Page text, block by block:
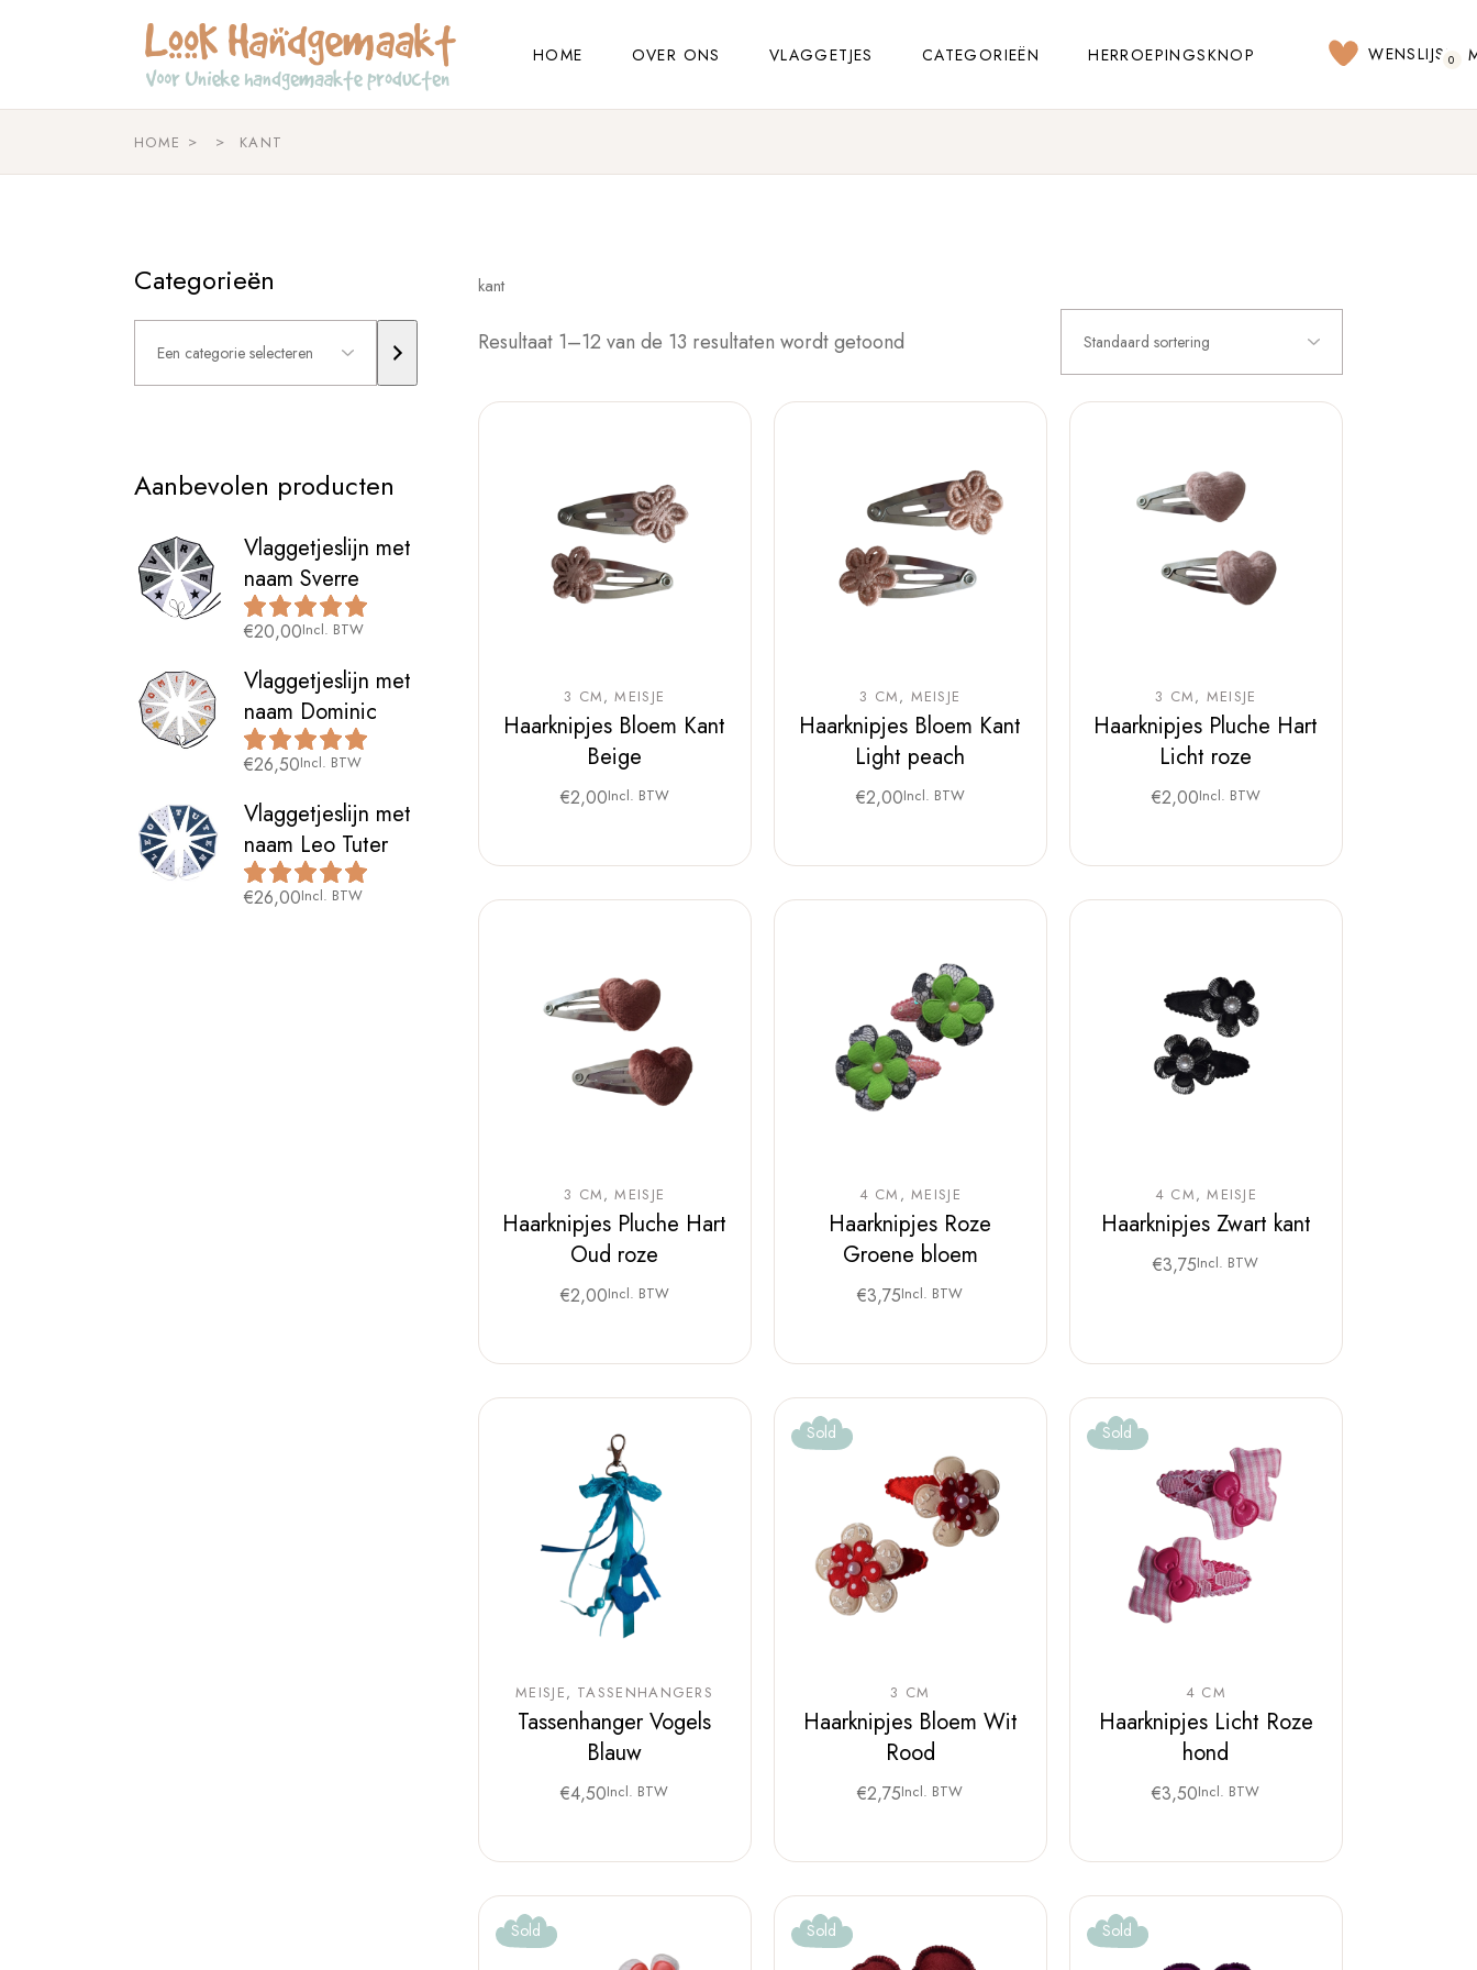
HOME OVER ONS VLAGGETJES CATEGORIEËN HERROEPINGSKNOP WENSLIJST
0
HOME KANT
kant
Resultaat 1–12 van de 13 resultaten wordt getoond Standaard sortering
3 CM MEISJE
Haarknipjes Bloem Kant
Beige
€2,00Incl. BTW
3 CM MEISJE
Haarknipjes Bloem Kant
Light peach
€2,00Incl. BTW
3 CM MEISJE
Haarknipjes Pluche Hart
Licht roze
€2,00Incl. BTW
3 CM MEISJE
Haarknipjes Pluche Hart
Oud roze
€2,00Incl. BTW
4 CM MEISJE
Haarknipjes Roze
Groene bloem
€3,75Incl. BTW
4 CM MEISJE
Haarknipjes Zwart kant
€3,75Incl. BTW
MEISJE TASSENHANGERS
Tassenhanger Vogels
Blauw
€4,50Incl. BTW
Sold
3 CM
Haarknipjes Bloem Wit
Rood
€2,75Incl. BTW
Sold
4 CM
Haarknipjes Licht Roze
hond
€3,50Incl. BTW
Sold Sold Sold
Categorieën
Een
categorie
selecteren
Aanbevolen producten
Vlaggetjeslijn met
naam Sverre
€20,00Incl. BTW
Vlaggetjeslijn met
naam Dominic
€26,50Incl. BTW
Vlaggetjeslijn met
naam Leo Tuter
€26,00Incl. BTW